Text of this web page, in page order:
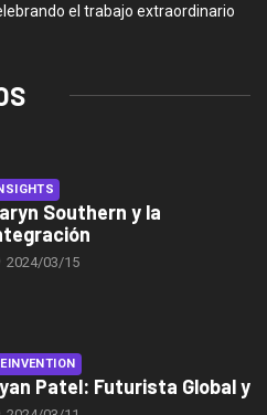
el trabajo extraordinario
Southern y la
2024/03/15
Patel: Futurista Global y